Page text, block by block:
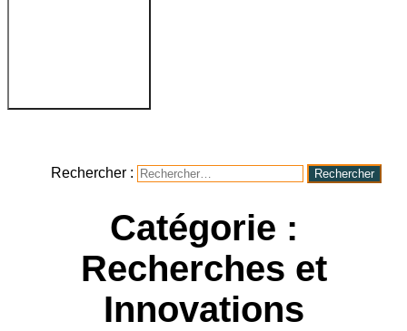
Rechercher :
Catégorie :
Recherches et
Innovations